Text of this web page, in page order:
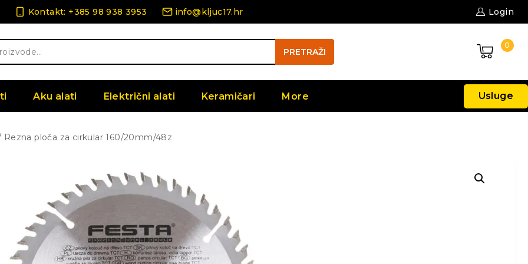
Kontakt: +385 98 938 3953 info@kljuc17.hr Login
PRETRAŽI
0
Aku alati Električni alati Keramičari More Usluge
Rezna ploča za cirkular 160/20mm/48z